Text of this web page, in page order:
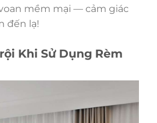
mềm mại — cảm giác
đến lạ!
Khi Sử Dụng Rèm